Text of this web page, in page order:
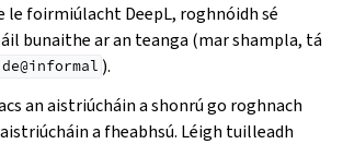
le foirmiúlacht DeepL, roghnóidh sé
bunaithe ar an teanga (mar shampla, tá
de@informal ).
an aistriúcháin a shonrú go roghnach
a fheabhsú. Léigh tuilleadh